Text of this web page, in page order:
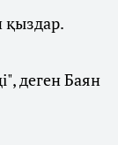
қыздар.
деген Баян